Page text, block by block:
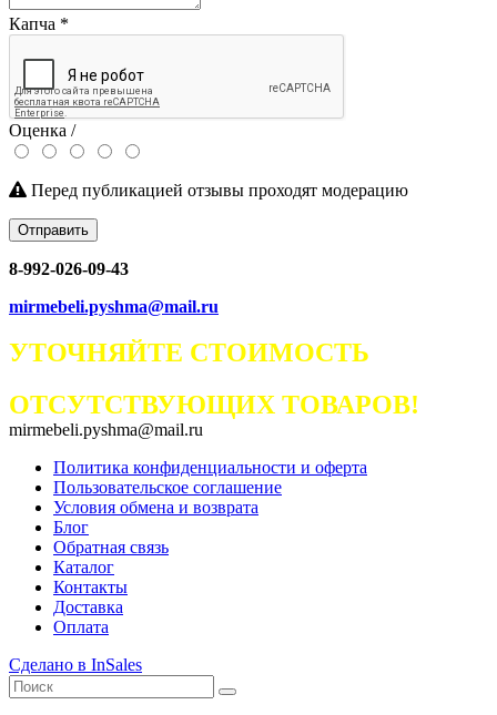
Капча *
Оценка /
Перед публикацией отзывы проходят модерацию
Отправить
8-992-026-09-43
mirmebeli.pyshma@mail.ru
УТОЧНЯЙТЕ СТОИМОСТЬ
ОТСУТСТВУЮЩИХ ТОВАРОВ!
mirmebeli.pyshma@mail.ru
Политика конфиденциальности и оферта
Пользовательское соглашение
Условия обмена и возврата
Блог
Обратная связь
Каталог
Контакты
Доставка
Оплата
Сделано в InSales